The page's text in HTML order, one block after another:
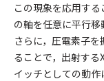
この現象を応用す
の軸を任意に平行移
さらに，圧電素子
ることで，出射す
イッチとしての動作